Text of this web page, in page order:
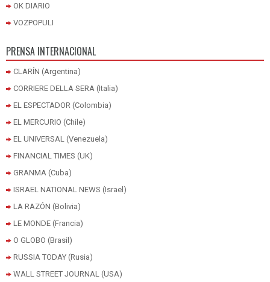
OK DIARIO
VOZPOPULI
PRENSA INTERNACIONAL
CLARÍN (Argentina)
CORRIERE DELLA SERA (Italia)
EL ESPECTADOR (Colombia)
EL MERCURIO (Chile)
EL UNIVERSAL (Venezuela)
FINANCIAL TIMES (UK)
GRANMA (Cuba)
ISRAEL NATIONAL NEWS (Israel)
LA RAZÓN (Bolivia)
LE MONDE (Francia)
O GLOBO (Brasil)
RUSSIA TODAY (Rusia)
WALL STREET JOURNAL (USA)